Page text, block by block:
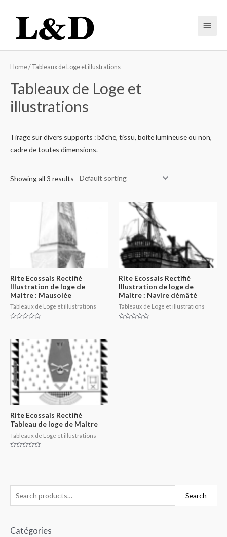
Search
Catégories
Home/ Tableaux de Loge et illustrations
Tableaux de Loge et
illustrations
Tirage sur divers supports : bâche, tissu, boite lumineuse ou non,
cadre de toutes dimensions.
Showing all 3 results
Rite Ecossais Rectifié
Illustration de loge de
Maitre : Mausolée
Tableaux de Loge et illustrations
of
5
Rite Ecossais Rectifié
Illustration de loge de
Maitre : Navire démâté
Tableaux de Loge et illustrations
Rite Ecossais Rectifié
Tableau de loge de Maitre
Tableaux de Loge et illustrations